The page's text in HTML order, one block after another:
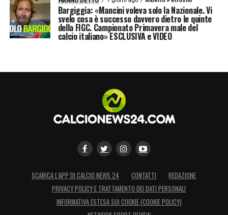
Bargiggia: «Mancini voleva solo la Nazionale. Vi
svelo cosa è successo davvero dietro le quinte
della FIGC. Campionato Primavera male del
calcio italiano» ESCLUSIVA e VIDEO
SCARICA L’APP DI CALCIO NEWS 24 CONTATTI
REDAZIONE
PRIVACY POLICY E TRATTAMENTO DEI DATI PERSONALI
INFORMATIVA ESTESA SUI COOKIE (COOKIE POLICY)